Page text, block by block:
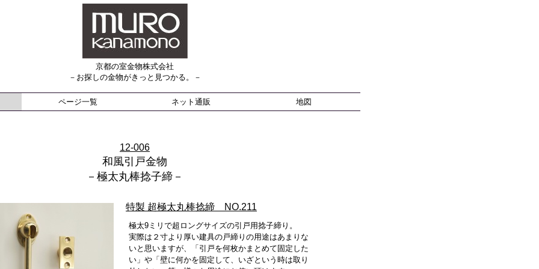
京都の室金物株式会社
－お探しの金物がきっと見つかる。－
ページ一覧 ネット通販 地図
12-006
和風引戸金物
－極太丸棒捻子締－
特製 超極太丸棒捻締 NO.211
極太9ミリで超ロングサイズの引戸用捻子締り。
実際は２寸より厚い建具の戸締りの用途はあまりな
いと思いますが、「引戸を何枚かまとめて固定した
い」や「壁に何かを固定して、いざという時は取り